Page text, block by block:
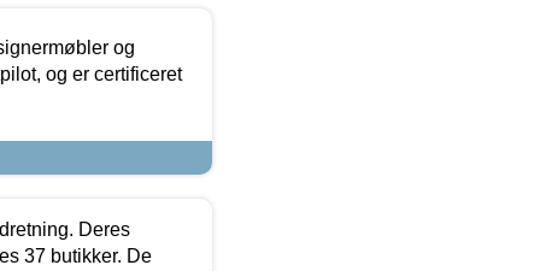
og
og er certificeret
Deres
37 butikker. De